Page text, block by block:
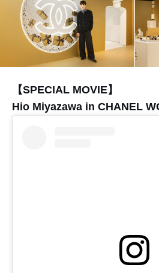
【SPECIAL MOVIE】
Hio Miyazawa in CHANEL